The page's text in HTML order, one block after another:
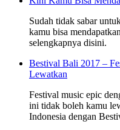
Sudah tidak sabar
kamu bisa
selengkapnya disini.
Bestival Bali 2017 –
Lewatkan
Festival music epic
ini tidak boleh kamu
Indonesia dengan